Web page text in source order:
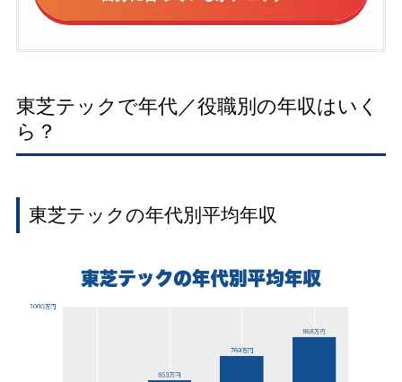
東芝テックで年代／役職別の年収はいく
ら？
東芝テックの年代別平均年収